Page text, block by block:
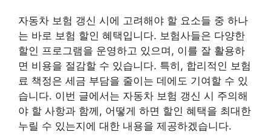
자동차 보험 갱신 시에 고려해야 할 요소들 중 하나
는 바로 보험 할인 혜택입니다. 보험사들은 다양한
할인 프로그램을 운영하고 있으며, 이를 잘 활용하
면 비용을 절감할 수 있습니다. 특히, 합리적인 보험
료 책정은 세금 부담을 줄이는 데에도 기여할 수 있
습니다. 이번 글에서는 자동차 보험 갱신 시 주의해
야 할 사항과 함께, 어떻게 하면 할인 혜택을 최대한
누릴 수 있는지에 대한 내용을 제공하겠습니다.